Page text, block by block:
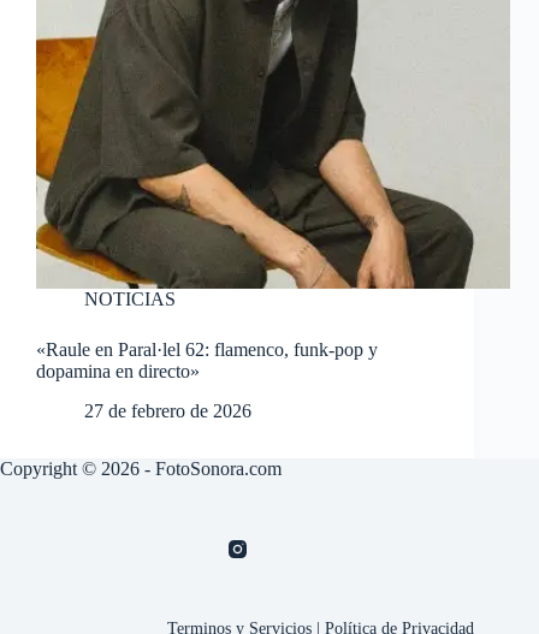
NOTICIAS
«Raule en Paral·lel 62: flamenco, funk-pop y
dopamina en directo»
27 de febrero de 2026
Copyright © 2026 - FotoSonora.com
Terminos y Servicios |Política de Privacidad